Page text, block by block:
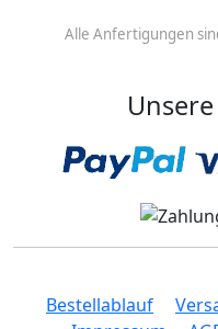
Alle Anfertigungen
Bestellablauf